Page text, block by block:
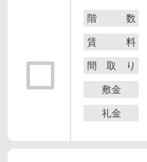
階 数
賃 料
間 取 り
敷金
礼金